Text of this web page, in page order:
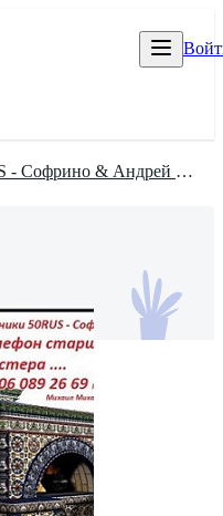
Печники 50RUS - Софрино & Андрей Зарубин Зарубин (Дизайнер)